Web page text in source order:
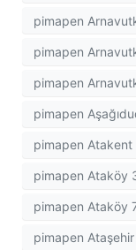
pimapen
pimapen
pimapen
pimapen
pimapen Atakent
pimapen Ataköy
pimapen Ataköy
pimapen